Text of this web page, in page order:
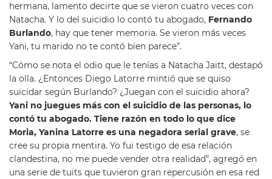
hermana, lamento decirte que se vieron cuatro veces con
Natacha. Y lo del suicidio lo contó tu abogado, Fernando
Burlando, hay que tener memoria. Se vieron más veces
Yani, tu marido no te contó bien parece”.
“Cómo se nota el odio que le tenías a Natacha Jaitt, destapó
la olla. ¿Entonces Diego Latorre mintió que se quiso
suicidar según Burlando? ¿Juegan con el suicidio ahora?
Yani no juegues más con el suicidio de las personas, lo
contó tu abogado. Tiene razón en todo lo que dice
Moria, Yanina Latorre es una negadora serial grave, se
cree su propia mentira. Yo fui testigo de esa relación
clandestina, no me puede vender otra realidad”, agregó en
una serie de tuits que tuvieron gran repercusión en esa red